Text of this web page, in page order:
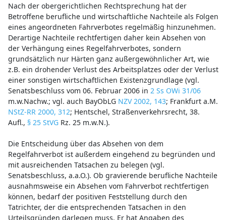
Nach der obergerichtlichen Rechtsprechung hat der
Betroffene berufliche und wirtschaftliche Nachteile als Folgen
eines angeordneten Fahrverbotes regelmäßig hinzunehmen.
Derartige Nachteile rechtfertigen daher kein Absehen von
der Verhängung eines Regelfahrverbotes, sondern
grundsätzlich nur Härten ganz außergewöhnlicher Art, wie
z.B. ein drohender Verlust des Arbeitsplatzes oder der Verlust
einer sonstigen wirtschaftlichen Existenzgrundlage (vgl.
Senatsbeschluss vom 06. Februar 2006 in 2 Ss OWi 31/06
m.w.Nachw.; vgl. auch BayObLG NZV 2002, 143; Frankfurt a.M.
NStZ-RR 2000, 312; Hentschel, Straßenverkehrsrecht, 38.
Aufl., § 25 StVGRz. 25 m.w.N.).
Die Entscheidung über das Absehen von dem
Regelfahrverbot ist außerdem eingehend zu begründen und
mit ausreichenden Tatsachen zu belegen (vgl.
Senatsbeschluss, a.a.O.). Ob gravierende berufliche Nachteile
ausnahmsweise ein Absehen vom Fahrverbot rechtfertigen
können, bedarf der positiven Feststellung durch den
Tatrichter, der die entsprechenden Tatsachen in den
Urteilsgründen darlegen muss. Er hat Angaben des